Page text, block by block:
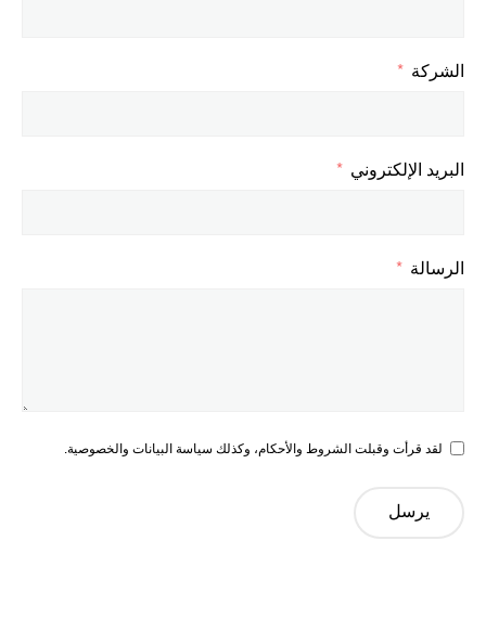
الشركة
البريد الإلكتروني
الرسالة
لقد قرأت وقبلت الشروط والأحكام، وكذلك سياسة البيانات والخصوصية.
يرسل